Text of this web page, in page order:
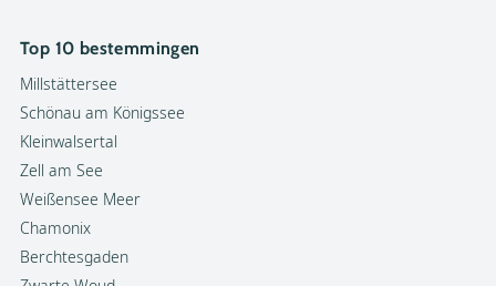
Top 10 bestemmingen
Millstättersee
Schönau am Königssee
Kleinwalsertal
Zell am See
Weißensee Meer
Chamonix
Berchtesgaden